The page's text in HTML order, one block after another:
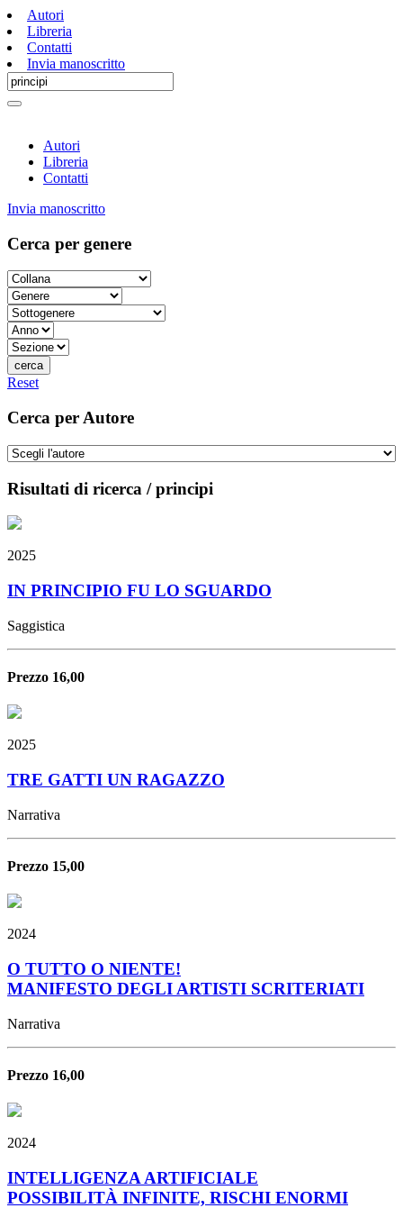
Autori
Libreria
Contatti
Invia manoscritto
Autori
Libreria
Contatti
Invia manoscritto
Cerca per genere
cerca
Reset
Cerca per Autore
Risultati di ricerca / principi
2025
IN PRINCIPIO FU LO SGUARDO
Saggistica
Prezzo 16,00
2025
TRE GATTI UN RAGAZZO
Narrativa
Prezzo 15,00
2024
O TUTTO O NIENTE!
MANIFESTO DEGLI ARTISTI SCRITERIATI
Narrativa
Prezzo 16,00
2024
INTELLIGENZA ARTIFICIALE
POSSIBILITÀ INFINITE, RISCHI ENORMI